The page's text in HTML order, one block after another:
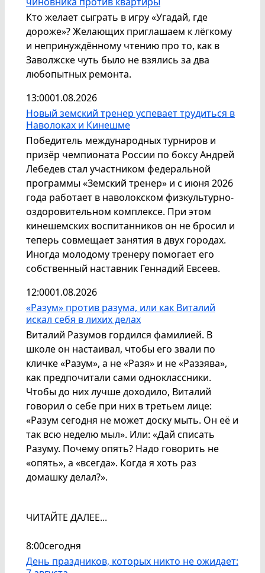
Кто желает сыграть в игру «Угадай, где
дороже»? Желающих приглашаем к лёгкому
и непринуждённому чтению про то, как в
Заволжске чуть было не взялись за два
любопытных ремонта.
13:0001.08.2026
Новый земский тренер успевает трудиться в
Наволоках и Кинешме
Победитель международных турниров и
призёр чемпионата России по боксу Андрей
Лебедев стал участником федеральной
программы «Земский тренер» и с июня 2026
года работает в наволокском физкультурно-
оздоровительном комплексе. При этом
кинешемских воспитанников он не бросил и
теперь совмещает занятия в двух городах.
Иногда молодому тренеру помогает его
собственный наставник Геннадий Евсеев.
12:0001.08.2026
«Разум» против разума, или как Виталий
искал себя в лихих делах
Виталий Разумов гордился фамилией. В
школе он настаивал, чтобы его звали по
кличке «Разум», а не «Разя» и не «Раззява»,
как предпочитали сами одноклассники.
Чтобы до них лучше доходило, Виталий
говорил о себе при них в третьем лице:
«Разум сегодня не может доску мыть. Он её и
так всю неделю мыл». Или: «Дай списать
Разуму. Почему опять? Надо говорить не
«опять», а «всегда». Когда я хоть раз
домашку делал?».
ЧИТАЙТЕ ДАЛЕЕ...
8:00сегодня
День праздников, которых никто не ожидает: